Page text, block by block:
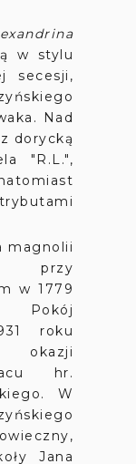
w stylu
secesji,
Nad
dorycką
"R.L.",
magnolii
przy
w 1779
Pokój
roku
okazji
hr.
W
Jana